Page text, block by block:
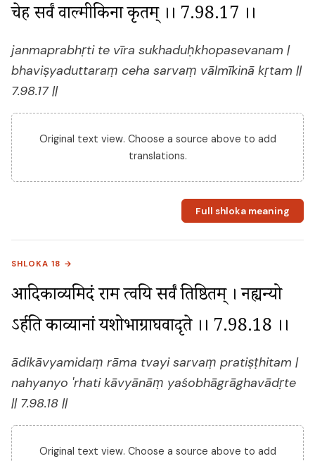
चेह सर्वं वाल्मीकिना कृतम् ।। 7.98.17 ।।
janmaprabhṛti te vīra sukhaduḥkhopasevanam |
bhaviṣyaduttaraṃ ceha sarvaṃ vālmīkinā kṛtam ||
7.98.17 ||
Original text view. Choose a source above to add
translations.
Full shloka meaning
SHLOKA 18 →
आदिकाव्यमिदं राम त्वयि सर्वं प्रतिष्ठितम् । नह्यन्यो
ऽर्हति काव्यानां यशोभाग्राघवादृते ।। 7.98.18 ।।
ādikāvyamidaṃ rāma tvayi sarvaṃ pratiṣṭhitam |
nahyanyo 'rhati kāvyānāṃ yaśobhāgrāghavādṛte
|| 7.98.18 ||
Original text view. Choose a source above to add